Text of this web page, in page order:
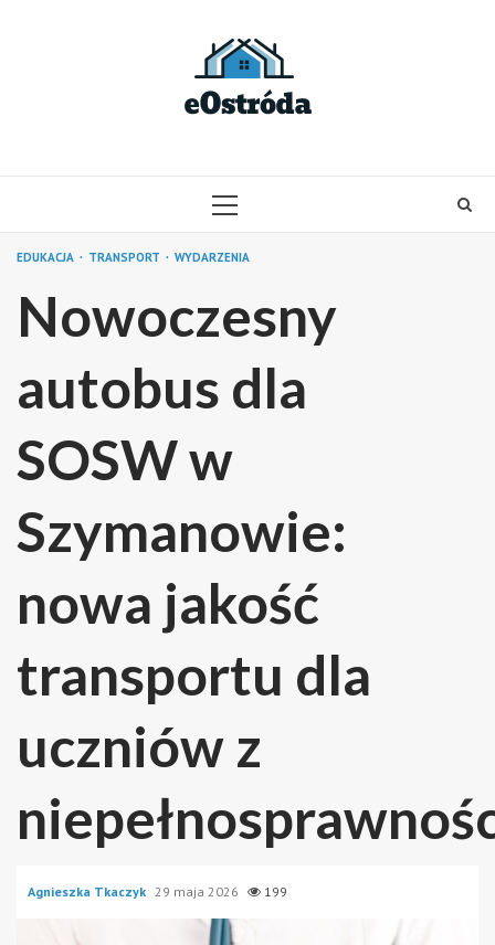
PRIMARY
EDUKACJA TRANSPORT WYDARZENIA
Nowoczesny
autobus dla
SOSW w
Szymanowie:
nowa jakość
transportu dla
uczniów z
Agnieszka Tkaczyk 29 maja 2026 199